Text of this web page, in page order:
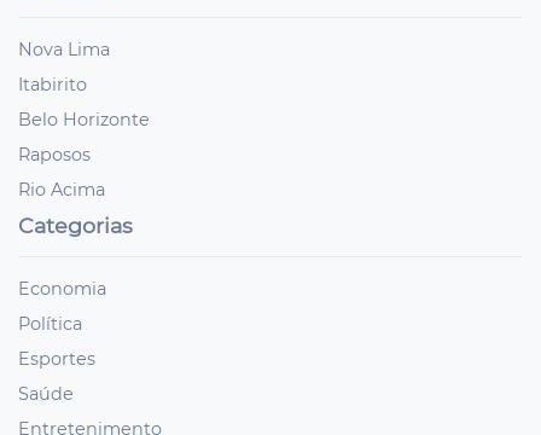
Nova Lima
Itabirito
Belo Horizonte
Raposos
Rio Acima
Categorias
Economia
Política
Esportes
Saúde
Entretenimento